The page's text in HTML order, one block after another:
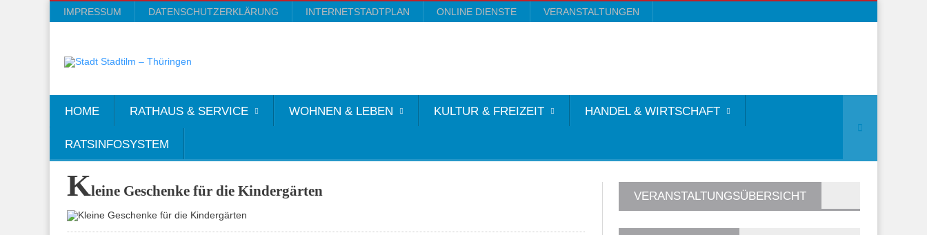
IMPRESSUM DATENSCHUTZERKLÄRUNG INTERNETSTADTPLAN ONLINE DIENSTE VERANSTALTUNGEN
HOME RATHAUS & SERVICE WOHNEN & LEBEN KULTUR & FREIZEIT HANDEL & WIRTSCHAFT
RATSINFOSYSTEM
Kleine Geschenke für die Kindergärten VERANSTALTUNGSÜBERSICHT